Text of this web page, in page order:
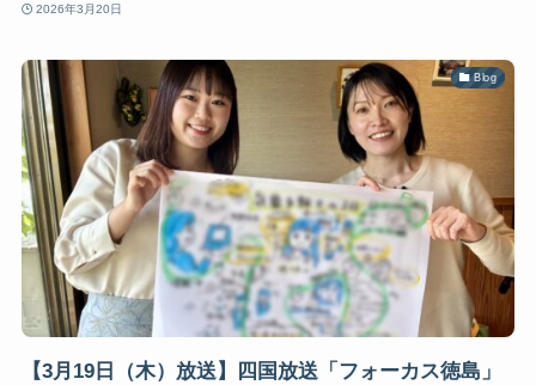
2026年3月20日
Blog
【3月19日（木）放送】四国放送「フォーカス徳島」